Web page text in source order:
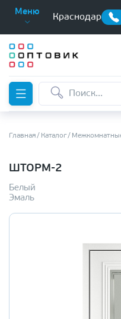
Меню
Краснодар
Главная Каталог
ШТОРМ-2
Белый
Эмаль